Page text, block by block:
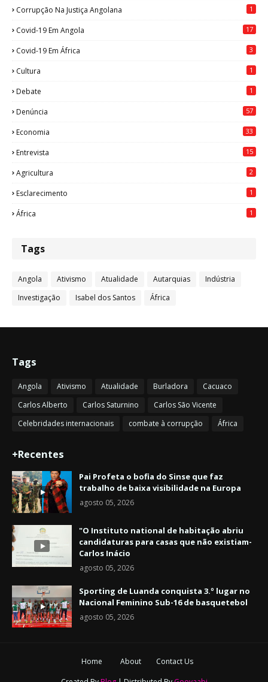
Corrupção Na Justiça Angolana 1
Covid-19 Em Angola 17
Covid-19 Em África 3
Cultura 1
Debate 1
Denúncia 57
Economia 33
Entrevista 15
Agricultura 2
Esclarecimento 1
África 1
Tags
Angola Ativismo Atualidade Autarquias
Indústria
Investigação
Isabel dos Santos África
Tags
Angola Ativismo Atualidade Burladora
Cacuaco
Carlos Alberto
Carlos Saturnino
Carlos São Vicente
Celebridades internacionais
combate à corrupção África
+Recentes
Pai Profeta o bofia do Sinse que faz
trabalho de baixa visibilidade na Europa
agosto 05, 2026
"O Instituto national de habitação abriu
candidaturas para casas que não existiam-
Carlos Inácio
agosto 05, 2026
Sporting de Luanda conquista 3.º lugar no
Nacional Feminino Sub-16 de basquetebol
agosto 05, 2026
Home About
Contact Us